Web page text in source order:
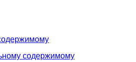
содержимому